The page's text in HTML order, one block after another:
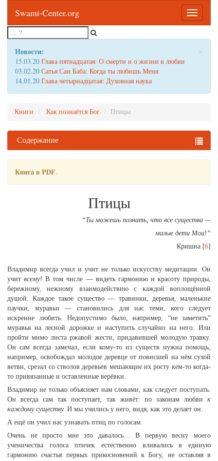
Toggle
Swami-Center.org
×
Новости:
15.03.20 Глава пятнадцатая: О смерти и о жизни в любви
03.02.20 Сатья Саи Баба: Когда ты любишь Меня
14.01.20 Глава четырнадцатая: Духовная наука
Книги Как познаётся Бог Птицы
Содержание
Книга в PDF.
Птицы
“Ты можешь познать, что все существа —
малые дети Мои!”
Кришна [6]
Владимир всегда учил и учит не только искусству медитации. Он
учитвсему! В том числе — видеть гармонию и красоту природы,
бережному, нежному взаимодействию с каждой воплощённой
душой. Каждое такое существо — травинки, деревья, маленькие
паучки, муравьи — становились для нас теми, кого следует
искренне любить. Недопустимо было, например, “не заметить”
муравья на лесной дорожке и наступить случайно на него. Или
пройти мимо листа ржавой жести, придавившей молодую травку.
Он сам всегда замечал, если кому-то из существ нужна помощь,
например, освобождал молодое деревце от повисшей на нём сухой
ветви, срезал со стволов деревьев мешающие их росту кем-то когда-
то привязанные и оставленные верёвки.
Владимир не только объясняет нам словами, как следует поступать.
Он всегда сам так поступает, так живёт: по законам любви к
каждому существу. И мы учились у него, видя, как это делает он.
А ещё он учил нас узнавать птиц по голосам.
Очень не просто мне это давалось… В первую весну моего
ученичества голоса птичек естественно вливались в единую
гармонию счастья первых прикосновений к Богу, не оставляя в